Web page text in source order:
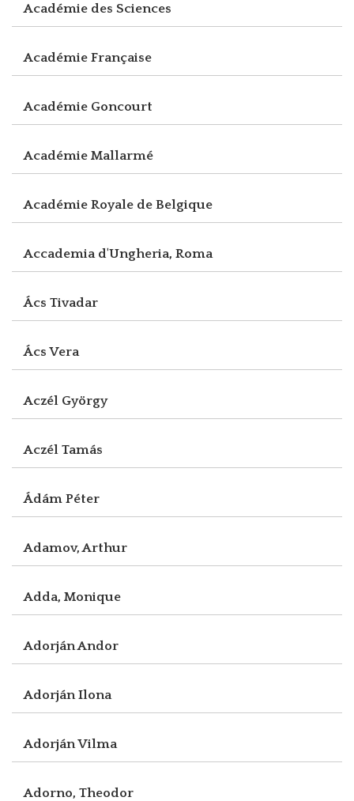
Académie des Sciences
Académie Française
Académie Goncourt
Académie Mallarmé
Académie Royale de Belgique
Accademia d'Ungheria, Roma
Ács Tivadar
Ács Vera
Aczél György
Aczél Tamás
Ádám Péter
Adamov, Arthur
Adda, Monique
Adorján Andor
Adorján Ilona
Adorján Vilma
Adorno, Theodor